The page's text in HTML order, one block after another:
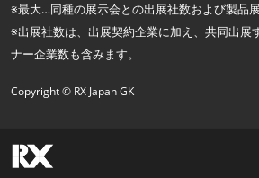
※最大…同種の展示会との出展社数および製品展
※出展社数は、出展契約企業に加え、共同出展
ナー企業数も含みます。
Copyright © RX Japan GK